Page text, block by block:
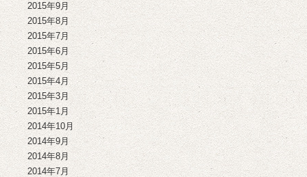
2015年9月
2015年8月
2015年7月
2015年6月
2015年5月
2015年4月
2015年3月
2015年1月
2014年10月
2014年9月
2014年8月
2014年7月